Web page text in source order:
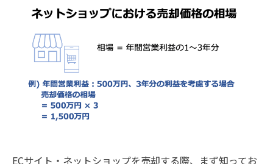
ECサイト・ネットショップを売却する際、まず知ってお